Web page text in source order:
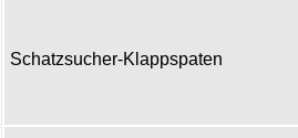
Schatzsucher-Klappspaten